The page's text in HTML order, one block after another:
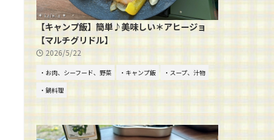
【キャンプ飯】簡単♪美味しい＊アヒージョ
【マルチグリドル】
2026/5/22
・お肉、シーフード、野菜 ・キャンプ飯
・スープ、汁物
・鍋料理